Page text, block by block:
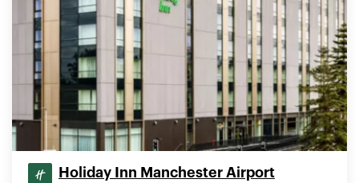
Holiday Inn Manchester Airport